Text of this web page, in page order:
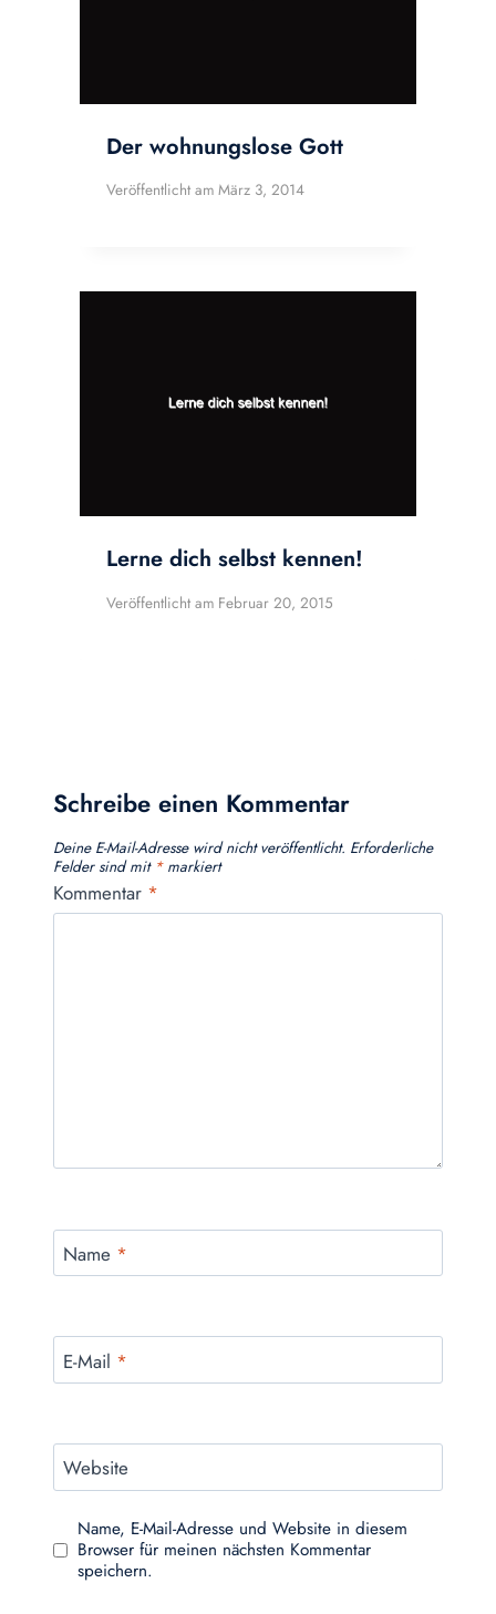
Der wohnungslose Gott
Veröffentlicht am März 3, 2014
Lerne dich selbst kennen!
Veröffentlicht am Februar 20, 2015
Schreibe einen Kommentar
Deine E-Mail-Adresse wird nicht veröffentlicht. Erforderliche
Felder sind mit *markiert
Kommentar *
Name *
E-Mail *
Website
Name, E-Mail-Adresse und Website in diesem
Browser für meinen nächsten Kommentar
speichern.